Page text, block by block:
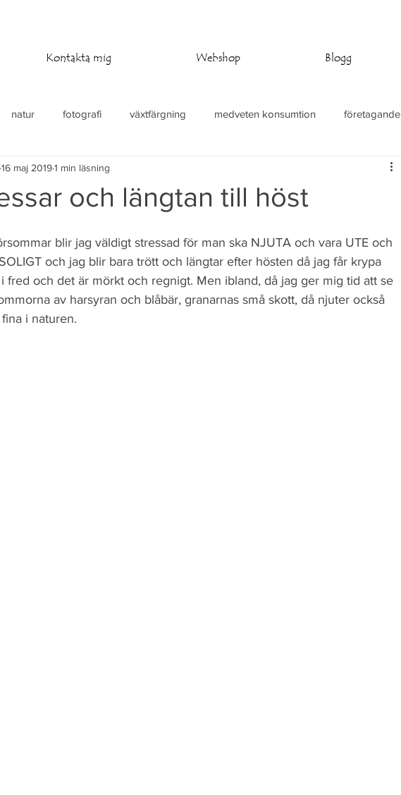
Kontakta mig Webshop Blogg
natur fotografi växtfärgning medveten konsumtion företagande
stickning virkning
och längtan till höst
16 maj 20191 min läsning
blir jag väldigt stressad för man ska NJUTA och vara UTE och
och jag blir bara trött och längtar efter hösten då jag får krypa
fred och det är mörkt och regnigt. Men ibland, då jag ger mig tid att se
av harsyran och blåbär, granarnas små skott, då njuter också
i naturen.